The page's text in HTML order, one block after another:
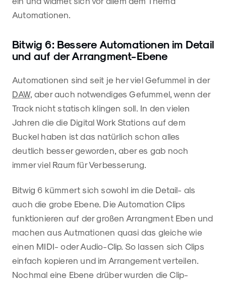
Automationen.
Bitwig 6: Bessere Automationen im Detail
und auf der Arrangment-Ebene
Automationen sind seit je her viel Gefummel in der
DAW, aber auch notwendiges Gefummel, wenn der
Track nicht statisch klingen soll. In den vielen
Jahren die die Digital Work Stations auf dem
Buckel haben ist das natürlich schon alles
deutlich besser geworden, aber es gab noch
immer viel Raum für Verbesserung.
Bitwig 6 kümmert sich sowohl im die Detail- als
auch die grobe Ebene. Die Automation Clips
funktionieren auf der großen Arrangment Eben und
machen aus Autmationen quasi das gleiche wie
einen MIDI- oder Audio-Clip. So lassen sich Clips
einfach kopieren und im Arrangement verteilen.
Nochmal eine Ebene drüber wurden die Clip-